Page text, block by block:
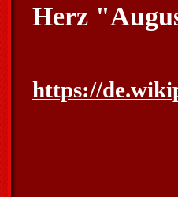
Herz
https://